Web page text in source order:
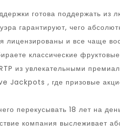
готова поддержать из
гарантируют, чего
и все чаще
классические
из увлекательными
Jackpots , где призовые
перекусывать 18 лет на
компания выслеживает